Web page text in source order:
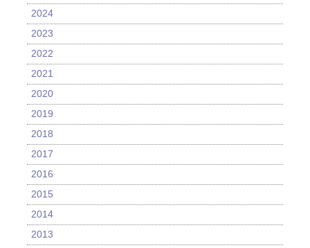
2024
2023
2022
2021
2020
2019
2018
2017
2016
2015
2014
2013